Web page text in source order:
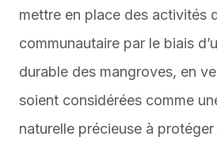
mettre en place des activités
communautaire par le biais
durable des mangroves, en
soient considérées comme
naturelle précieuse à protéger